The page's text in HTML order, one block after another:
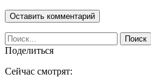
Поделиться
Сейчас смотрят: